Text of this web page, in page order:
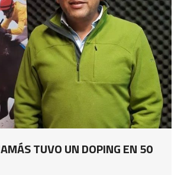
TUVO UN DOPING EN 50